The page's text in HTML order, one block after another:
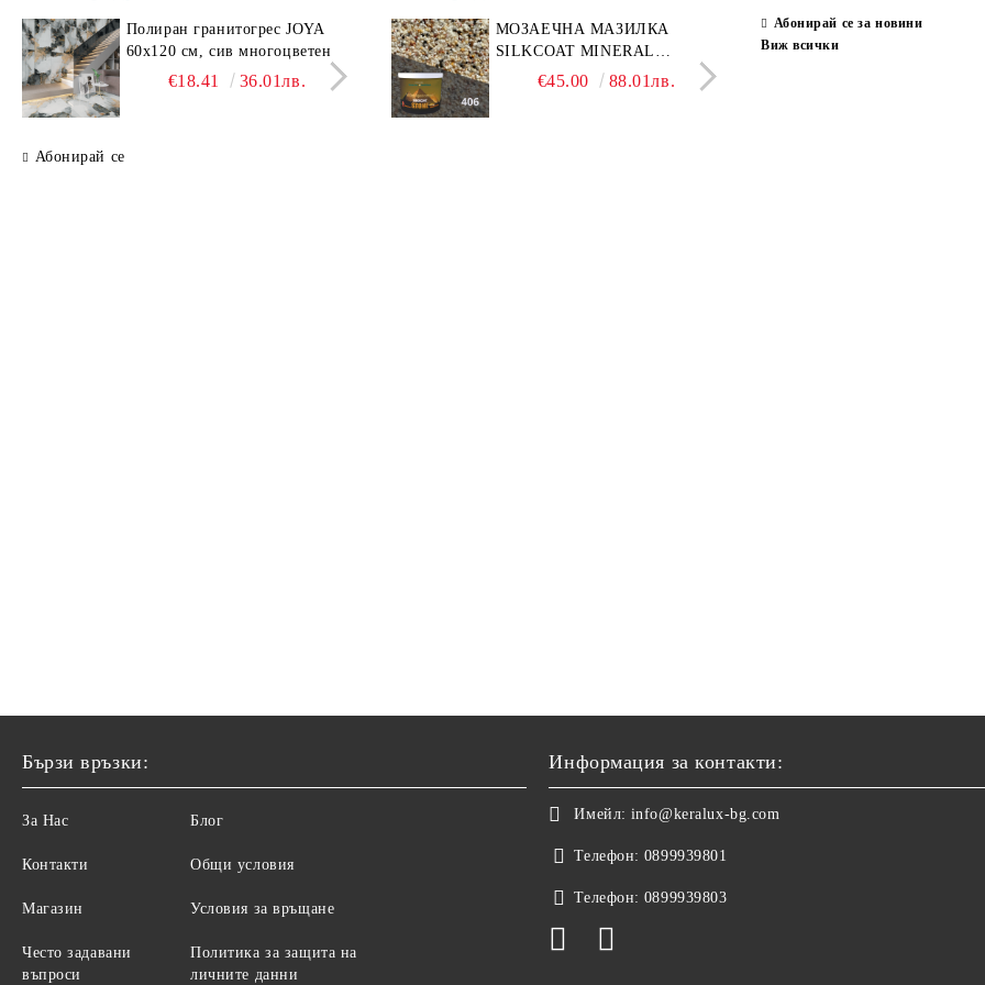
Полиран гранитогрес JOYA
60x120 см, сив многоцветен
€18.41 36.01лв.
Полиран гранитогрес
SAVONA GREY 60x120 см,
светло сив мрамор
€22.50 44.01лв.
Гранитогрес LESY GREY
GOLD 60х120см, тип
Абонирай се
МОЗАЕЧНА МАЗИЛКА
SILKCOAT MINERAL
PLASTER STONE, СИТЕН
€45.00 88.01лв.
СТЕННИ ПЛОЧКИ
30X90CM, ГЛАНЦ
Абонирай се за новини
Виж всички
Бързи връзки:
За Нас
Контакти
Магазин
Често задавани
въпроси
Блог
Общи условия
Условия за връщане
Политика за защита на
личните данни
Информация за контакти:
Имейл: info@keralux-bg.com
Телефон: 0899939801
Телефон: 0899939803